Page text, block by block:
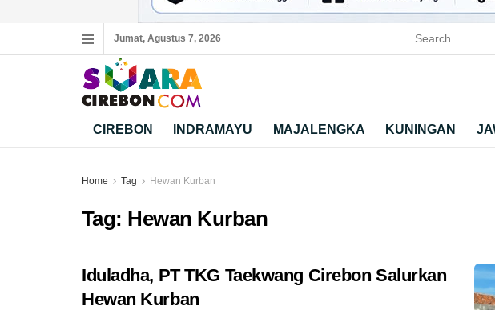
Jumat, Agustus 7, 2026
CIREBON INDRAMAYU MAJALENGKA KUNINGAN
Home Tag Hewan Kurban
Tag: Hewan Kurban
Iduladha, PT TKG Taekwang Cirebon Salurkan
Hewan Kurban